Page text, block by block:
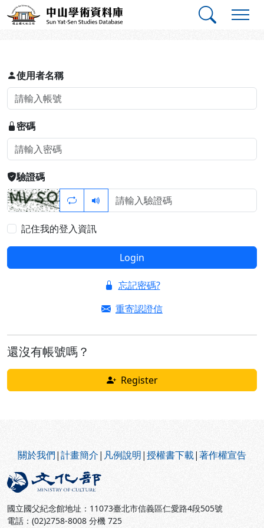
跳到主要內容
中山學術資料庫
登入
使用者名稱
密碼
驗證碼
記住我的登入資訊
Login
忘記密碼?
重寄認證信
還沒有帳號嗎？
Register
關於我們|計畫簡介| 凡例說明|授權書下載|著作權宣告
國立國父紀念館地址：11073臺北市信義區仁愛路4段505號
電話：(02)2758-8008 分機 725